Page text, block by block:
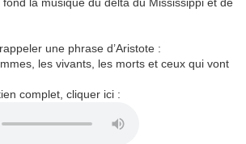
une phrase d’Aristote :
les vivants, les morts et ceux qui vont
complet, cliquer ici :